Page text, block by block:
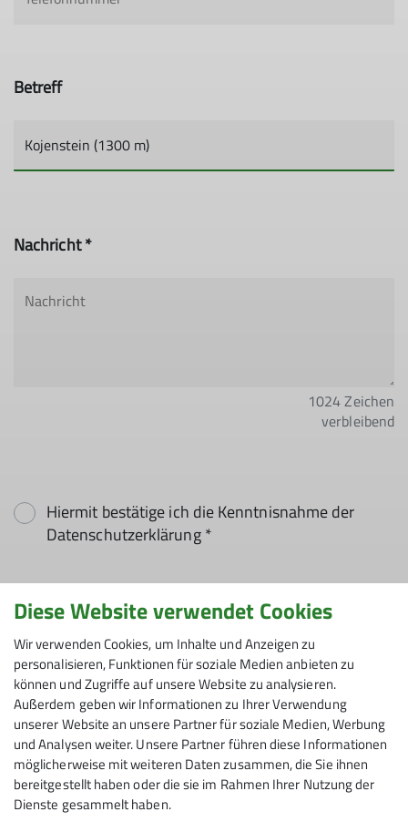
Betreff
Nachricht *
1024Zeichen
verbleibend
Hiermit bestätige ich die Kenntnisnahme der
Datenschutzerklärung *
meine in das Kontaktformular eingegebenen
Daten elektronisch gesichert und zum Zweck der
Kontaktaufnahme verarbeitet und genutzt
werden. Mir ist bekannt, dass ich meine
Einwilligung jederzeit wiederrufen kann. *
Mit (*) markierte Felder
sind Pflichtfelder
Absenden
Diese Website verwendet Cookies
Wir verwenden Cookies, um Inhalte und Anzeigen zu
personalisieren, Funktionen für soziale Medien anbieten zu
können und Zugriffe auf unsere Website zu analysieren.
Außerdem geben wir Informationen zu Ihrer Verwendung
unserer Website an unsere Partner für soziale Medien, Werbung
und Analysen weiter. Unsere Partner führen diese Informationen
möglicherweise mit weiteren Daten zusammen, die Sie ihnen
bereitgestellt haben oder die sie im Rahmen Ihrer Nutzung der
Dienste gesammelt haben.